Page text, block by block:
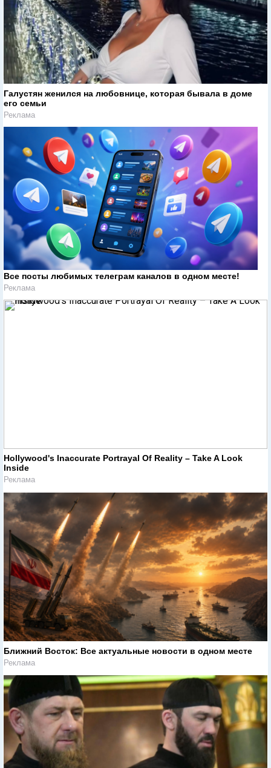
Галустян женился на любовнице, которая бывала в доме
его семьи
Реклама
Все посты любимых телеграм каналов в одном месте!
Реклама
Hollywood's Inaccurate Portrayal Of Reality – Take A Look
Inside
Реклама
Ближний Восток: Все актуальные новости в одном месте
Реклама